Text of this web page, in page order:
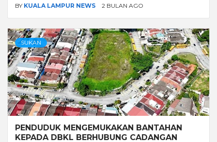
BY KUALA LAMPUR NEWS 2 BULAN AGO
SUKAN
PENDUDUK MENGEMUKAKAN BANTAHAN
KEPADA DBKL BERHUBUNG CADANGAN